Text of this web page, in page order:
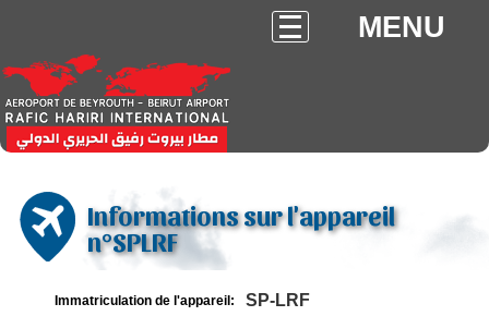
MENU
Informations sur l'appareil
n°SPLRF
Immatriculation de l'appareil: SP-LRF